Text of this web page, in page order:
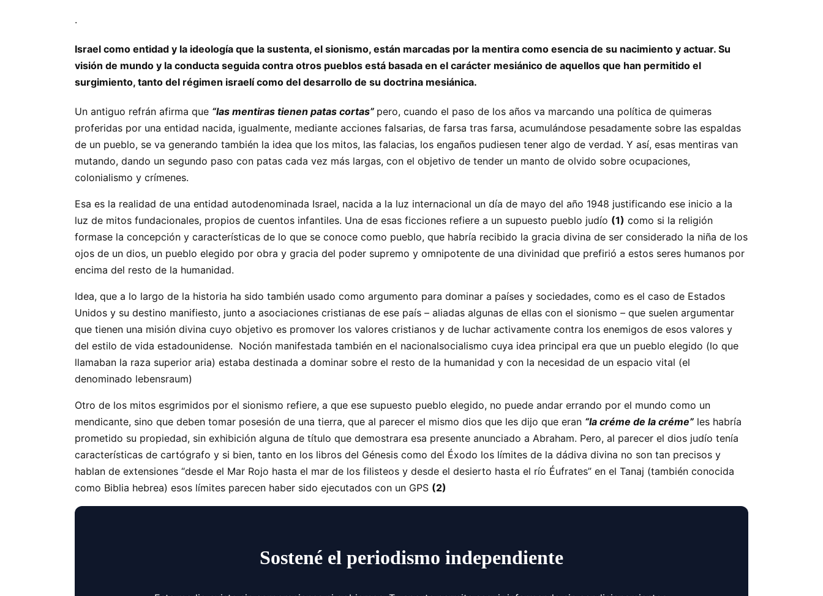
.
Israel como entidad y la ideología que la sustenta, el sionismo, están marcadas por la mentira como esencia de su nacimiento y actuar. Su
visión de mundo y la conducta seguida contra otros pueblos está basada en el carácter mesiánico de aquellos que han permitido el
surgimiento, tanto del régimen israelí como del desarrollo de su doctrina mesiánica.
Un antiguo refrán afirma que “las mentiras tienen patas cortas” pero, cuando el paso de los años va marcando una política de quimeras
proferidas por una entidad nacida, igualmente, mediante acciones falsarias, de farsa tras farsa, acumulándose pesadamente sobre las espaldas
de un pueblo, se va generando también la idea que los mitos, las falacias, los engaños pudiesen tener algo de verdad. Y así, esas mentiras van
mutando, dando un segundo paso con patas cada vez más largas, con el objetivo de tender un manto de olvido sobre ocupaciones,
colonialismo y crímenes.
Esa es la realidad de una entidad autodenominada Israel, nacida a la luz internacional un día de mayo del año 1948 justificando ese inicio a la
luz de mitos fundacionales, propios de cuentos infantiles. Una de esas ficciones refiere a un supuesto pueblo judío (1) como si la religión
formase la concepción y características de lo que se conoce como pueblo, que habría recibido la gracia divina de ser considerado la niña de los
ojos de un dios, un pueblo elegido por obra y gracia del poder supremo y omnipotente de una divinidad que prefirió a estos seres humanos por
encima del resto de la humanidad.
Idea, que a lo largo de la historia ha sido también usado como argumento para dominar a países y sociedades, como es el caso de Estados
Unidos y su destino manifiesto, junto a asociaciones cristianas de ese país – aliadas algunas de ellas con el sionismo – que suelen argumentar
que tienen una misión divina cuyo objetivo es promover los valores cristianos y de luchar activamente contra los enemigos de esos valores y
del estilo de vida estadounidense. Noción manifestada también en el nacionalsocialismo cuya idea principal era que un pueblo elegido (lo que
llamaban la raza superior aria) estaba destinada a dominar sobre el resto de la humanidad y con la necesidad de un espacio vital (el
denominado lebensraum)
Otro de los mitos esgrimidos por el sionismo refiere, a que ese supuesto pueblo elegido, no puede andar errando por el mundo como un
mendicante, sino que deben tomar posesión de una tierra, que al parecer el mismo dios que les dijo que eran “la créme de la créme” les habría
prometido su propiedad, sin exhibición alguna de título que demostrara esa presente anunciado a Abraham. Pero, al parecer el dios judío tenía
características de cartógrafo y si bien, tanto en los libros del Génesis como del Éxodo los límites de la dádiva divina no son tan precisos y
hablan de extensiones “desde el Mar Rojo hasta el mar de los filisteos y desde el desierto hasta el río Éufrates” en el Tanaj (también conocida
como Biblia hebrea) esos límites parecen haber sido ejecutados con un GPS (2)
Sostené el periodismo independiente